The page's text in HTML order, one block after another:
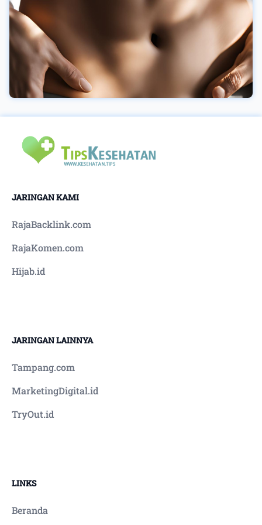
JARINGAN KAMI
RajaBacklink.com
RajaKomen.com
Hijab.id
JARINGAN LAINNYA
Tampang.com
MarketingDigital.id
TryOut.id
LINKS
Beranda